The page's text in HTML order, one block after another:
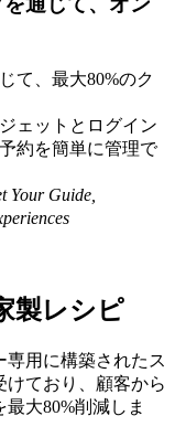
て、最大80%のク
ェットとログイン
約を簡単に管理で
Your Guide,
製レシピ
用に構築されたス
ており、顧客から
大80%削減しま